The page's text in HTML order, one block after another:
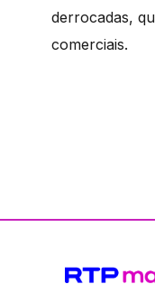
derrocadas,
comerciais.